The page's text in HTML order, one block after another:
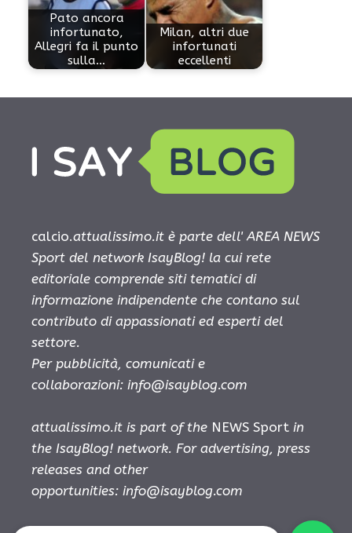
Pato ancora
infortunato,
Allegri fa il punto
sulla…
Milan, altri due
infortunati
eccellenti
calcio.attualissimo.it è parte dell' AREA NEWS
Sport del network IsayBlog! la cui rete
editoriale comprende siti tematici di
informazione indipendente che contano sul
contributo di appassionati ed esperti del
settore.
Per pubblicità, comunicati e
collaborazioni: info@isayblog.com
attualissimo.it is part of the NEWS Sport in
the IsayBlog! network. For advertising, press
releases and other
opportunities: info@isayblog.com